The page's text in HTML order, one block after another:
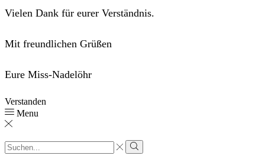
Vielen Dank für eurer Verständnis.
Mit freundlichen Grüßen
Eure Miss-Nadelöhr
Verstanden
Menu
Sucheingabe
Suche